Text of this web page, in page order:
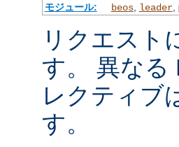
モジュール: beos, leader,
リクエスト
す。 異なる
レクティブ
す。